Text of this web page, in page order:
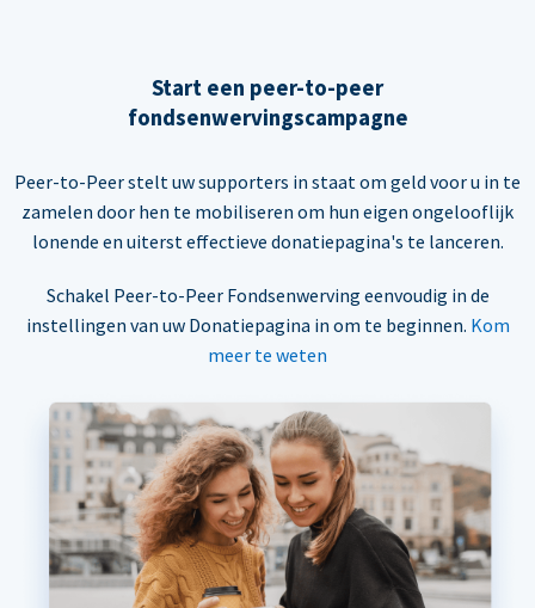
Start een peer-to-peer
fondsenwervingscampagne
Peer-to-Peer stelt uw supporters in staat om geld voor u in te
zamelen door hen te mobiliseren om hun eigen ongelooflijk
lonende en uiterst effectieve donatiepagina's te lanceren.
Schakel Peer-to-Peer Fondsenwerving eenvoudig in de
instellingen van uw Donatiepagina in om te beginnen. Kom
meer te weten